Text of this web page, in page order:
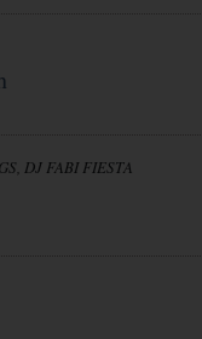
DJ FABI FIESTA